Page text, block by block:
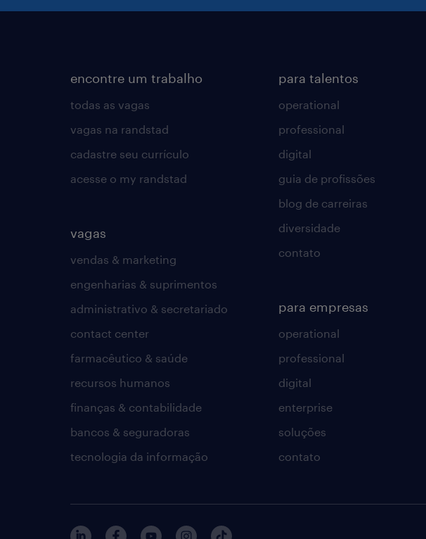
encontre um trabalho
todas as vagas
vagas na randstad
cadastre seu currículo
acesse o my randstad
vagas
vendas & marketing
engenharias & suprimentos
administrativo & secretariado
contact center
farmacêutico & saúde
recursos humanos
finanças & contabilidade
bancos & seguradoras
tecnologia da informação
para talentos
operational
professional
digital
guia de profissões
blog de carreiras
diversidade
contato
para empresas
operational
professional
digital
enterprise
soluções
contato